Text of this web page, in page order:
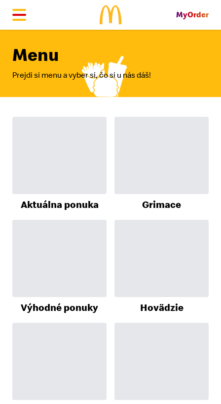
McDonald's Homepage
MyOrder
Menu
Prejdi si menu a vyber si, čo si u nás dáš!
Aktuálna ponuka Grimace
Výhodné ponuky Hovädzie